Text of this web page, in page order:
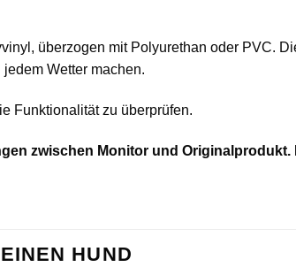
überzogen mit Polyurethan oder PVC.
Wetter machen.
Funktionalität zu überprüfen.
zwischen Monitor und
HUND